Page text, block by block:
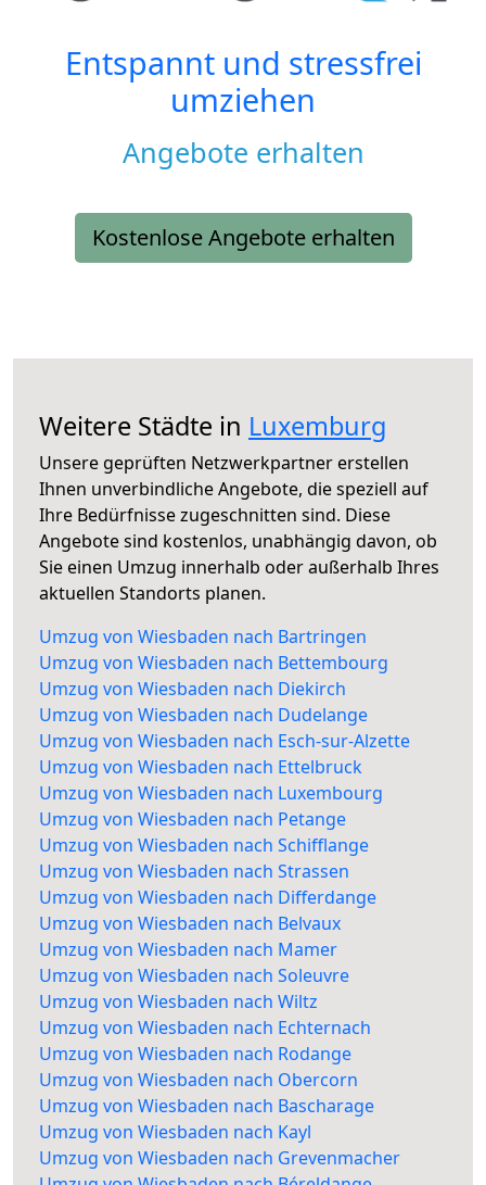
Entspannt und stressfrei
umziehen
Angebote erhalten
Kostenlose Angebote erhalten
Weitere Städte in Luxemburg
Unsere geprüften Netzwerkpartner erstellen
Ihnen unverbindliche Angebote, die speziell auf
Ihre Bedürfnisse zugeschnitten sind. Diese
Angebote sind kostenlos, unabhängig davon, ob
Sie einen Umzug innerhalb oder außerhalb Ihres
aktuellen Standorts planen.
Umzug von Wiesbaden nach Bartringen
Umzug von Wiesbaden nach Bettembourg
Umzug von Wiesbaden nach Diekirch
Umzug von Wiesbaden nach Dudelange
Umzug von Wiesbaden nach Esch-sur-Alzette
Umzug von Wiesbaden nach Ettelbruck
Umzug von Wiesbaden nach Luxembourg
Umzug von Wiesbaden nach Petange
Umzug von Wiesbaden nach Schifflange
Umzug von Wiesbaden nach Strassen
Umzug von Wiesbaden nach Differdange
Umzug von Wiesbaden nach Belvaux
Umzug von Wiesbaden nach Mamer
Umzug von Wiesbaden nach Soleuvre
Umzug von Wiesbaden nach Wiltz
Umzug von Wiesbaden nach Echternach
Umzug von Wiesbaden nach Rodange
Umzug von Wiesbaden nach Obercorn
Umzug von Wiesbaden nach Bascharage
Umzug von Wiesbaden nach Kayl
Umzug von Wiesbaden nach Grevenmacher